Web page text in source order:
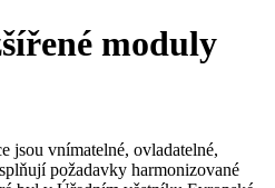
moduly
jsou vnímatelné, ovladatelné,
požadavky harmonizované